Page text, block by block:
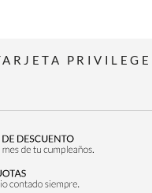
PRIVILEGE